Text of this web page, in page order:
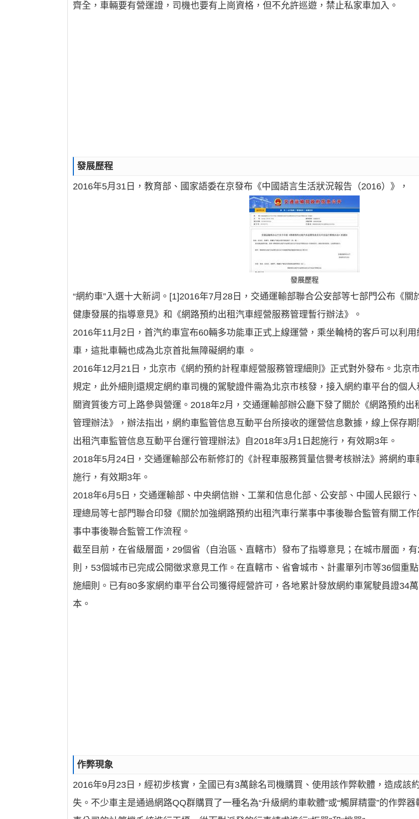
齊全，車輛要有營運證，司機也要有上崗資格，但不允許巡遊，禁止私家車加入。
發展歷程
2016年5月31日，教育部、國家語委在京發布《中國語言生活狀況報告（2016）》，
發展歷程
“網約車”入選十大新詞。[1]2016年7月28日，交通運輸部聯合公安部等七部門公布《關
健康發展的指導意見》和《網路預約出租汽車經營服務管理暫行辦法》。
2016年11月2日，首汽約車宣布60輛多功能車正式上線運營，乘坐輪椅的客戶可以利
車，這批車輛也成為北京首批無障礙網約車 。
2016年12月21日，北京市《網約預約計程車經營服務管理細則》正式對外發布。北京
規定，此外細則還規定網約車司機的駕駛證件需為北京市核發，接入網約車平台的個
關資質後方可上路參與營運。2018年2月，交通運輸部辦公廳下發了關於《網路預約
管理辦法》，辦法指出，網約車監管信息互動平台所接收的運營信息數據，線上保存
出租汽車監管信息互動平台運行管理辦法》自2018年3月1日起施行，有效期3年。
2018年5月24日，交通運輸部公布新修訂的《計程車服務質量信譽考核辦法》將網約
施行，有效期3年。
2018年6月5日，交通運輸部、中央網信辦、工業和信息化部、公安部、中國人民銀行
理總局等七部門聯合印發《關於加強網路預約出租汽車行業事中事後聯合監管有關工
事中事後聯合監管工作流程。
截至目前，在省級層面，29個省（自治區、直轄市）發布了指導意見；在城市層面，
則，53個城市已完成公開徵求意見工作。在直轄市、省會城市、計畫單列市等36個重
施細則。已有80多家網約車平台公司獲得經營許可，各地累計發放網約車駕駛員證34
本。
作弊現象
2016年9月23日，經初步核實，全國已有3萬餘名司機購買、使用該作弊軟體，造成該
失。不少車主是通過網路QQ群購買了一種名為“升級網約車軟體”或“觸屏精靈”的作弊